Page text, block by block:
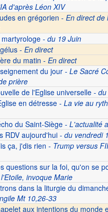
d'après Léon XIV
en grégorien - En direct de
- du 19 Juin
- En direct
du matin - En direct
du jour- Le Sacré
prière
de l'Eglise universelle- du
en détresse- La vie au
du Saint-Siège- L'actualité
RDV aujourd'hui- du vendredi
ça, j'dis rien - Trump versus
questions sur la foi, qu'on se
invoque Marie
dans la liturgie du
Mt 10,26-33
aux intentions du monde